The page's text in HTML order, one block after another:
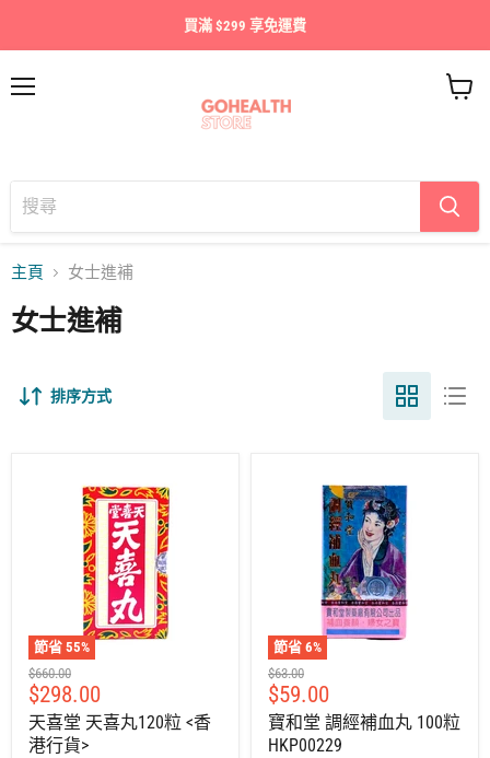
買滿 $299 享免運費
車
主頁 女士進補
女士進補
排序方式
節省 55%
建
議
零
售
價
$660.00
售
價
$298.00
天喜堂 天喜丸120粒 <香
港行貨>
節省 6%
建
議
零
售
價
$63.00
售
價
$59.00
寶和堂 調經補血丸 100粒
HKP00229